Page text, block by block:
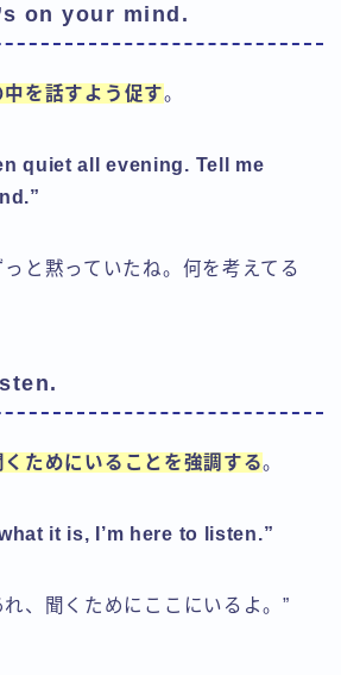
on your mind.
を話すよう促す。
quiet all evening. Tell me
と黙っていたね。何を考えてる
ためにいることを強調する。
it is, I’m here to listen.”
、聞くためにここにいるよ。”